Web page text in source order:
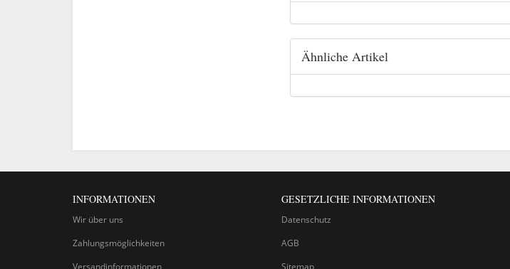
Ähnliche Artikel
INFORMATIONEN
Wir über uns
Zahlungsmöglichkeiten
Versandinformationen
GESETZLICHE INFORMATIONEN
Datenschutz
AGB
Sitemap